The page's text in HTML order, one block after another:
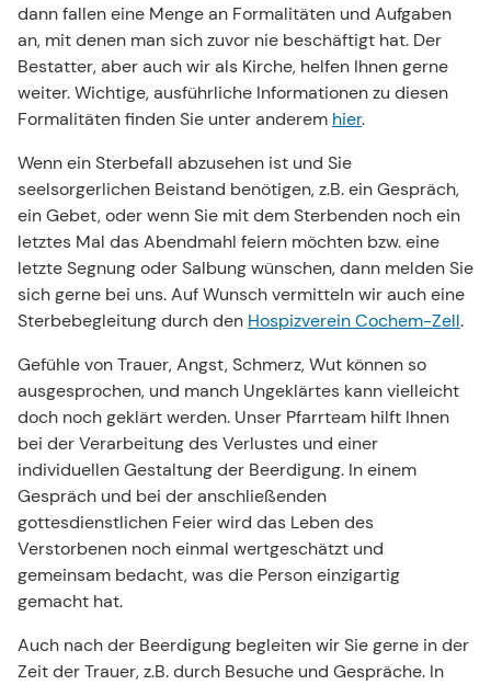
dann fallen eine Menge an Formalitäten und Aufgaben
an, mit denen man sich zuvor nie beschäftigt hat. Der
Bestatter, aber auch wir als Kirche, helfen Ihnen gerne
weiter. Wichtige, ausführliche Informationen zu diesen
Formalitäten finden Sie unter anderem hier.
Wenn ein Sterbefall abzusehen ist und Sie
seelsorgerlichen Beistand benötigen, z.B. ein Gespräch,
ein Gebet, oder wenn Sie mit dem Sterbenden noch ein
letztes Mal das Abendmahl feiern möchten bzw. eine
letzte Segnung oder Salbung wünschen, dann melden Sie
sich gerne bei uns. Auf Wunsch vermitteln wir auch eine
Sterbebegleitung durch den Hospizverein Cochem-Zell.
Gefühle von Trauer, Angst, Schmerz, Wut können so
ausgesprochen, und manch Ungeklärtes kann vielleicht
doch noch geklärt werden. Unser Pfarrteam hilft Ihnen
bei der Verarbeitung des Verlustes und einer
individuellen Gestaltung der Beerdigung. In einem
Gespräch und bei der anschließenden
gottesdienstlichen Feier wird das Leben des
Verstorbenen noch einmal wertgeschätzt und
gemeinsam bedacht, was die Person einzigartig
gemacht hat.
Auch nach der Beerdigung begleiten wir Sie gerne in der
Zeit der Trauer, z.B. durch Besuche und Gespräche. In